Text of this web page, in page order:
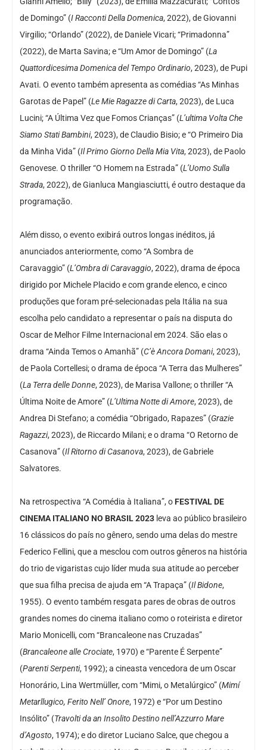
de Domingo” (I Racconti Della Domenica, 2022), de Giovanni
Virgilio; “Orlando” (2022), de Daniele Vicari; “Primadonna”
(2022), de Marta Savina; e “Um Amor de Domingo” (La
Quattordicesima Domenica del Tempo Ordinario, 2023), de Pupi
Avati. O evento também apresenta as comédias “As Minhas
Garotas de Papel” (Le Mie Ragazze di Carta, 2023), de Luca
Lucini; “A Última Vez que Fomos Crianças” (L’ultima Volta Che
Siamo Stati Bambini, 2023), de Claudio Bisio; e “O Primeiro Dia
da Minha Vida” (Il Primo Giorno Della Mia Vita, 2023), de Paolo
Genovese. O thriller “O Homem na Estrada” (L’Uomo Sulla
Strada, 2022), de Gianluca Mangiasciutti, é outro destaque da
programação.
Além disso, o evento exibirá outros longas inéditos, já
anunciados anteriormente, como “A Sombra de
Caravaggio” (L’Ombra di Caravaggio, 2022), drama de época
dirigido por Michele Placido e com grande elenco, e cinco
produções que foram pré-selecionadas pela Itália na sua
escolha pelo candidato a representar o país na disputa do
Oscar de Melhor Filme Internacional em 2024. São elas o
drama “Ainda Temos o Amanhã” (C’è Ancora Domani, 2023),
de Paola Cortellesi; o drama de época “A Terra das Mulheres”
(La Terra delle Donne, 2023), de Marisa Vallone; o thriller “A
Última Noite de Amore” (L’Ultima Notte di Amore, 2023), de
Andrea Di Stefano; a comédia “Obrigado, Rapazes” (Grazie
Ragazzi, 2023), de Riccardo Milani; e o drama “O Retorno de
Casanova” (Il Ritorno di Casanova, 2023), de Gabriele
Salvatores.
Na retrospectiva “A Comédia à Italiana”, o FESTIVAL DE
CINEMA ITALIANO NO BRASIL 2023 leva ao público brasileiro
16 clássicos do país no gênero, sendo uma delas do mestre
Federico Fellini, que a mesclou com outros gêneros na história
do trio de vigaristas cujo líder muda sua atitude ao perceber
que sua filha precisa de ajuda em “A Trapaça” (Il Bidone,
1955). O evento também resgata pares de obras de outros
grandes nomes do cinema italiano como o roteirista e diretor
Mario Monicelli, com “Brancaleone nas Cruzadas”
(Brancaleone alle Crociate, 1970) e “Parente É Serpente”
(Parenti Serpenti, 1992); a cineasta vencedora de um Oscar
Honorário, Lina Wertmüller, com “Mimi, o Metalúrgico” (Mimí
Metarllugico, Ferito Nell’ Onore, 1972) e “Por um Destino
Insólito” (Travolti da an Insolito Destino nell’Azzurro Mare
d’Agosto, 1974); e do diretor Luciano Salce, que chegou a